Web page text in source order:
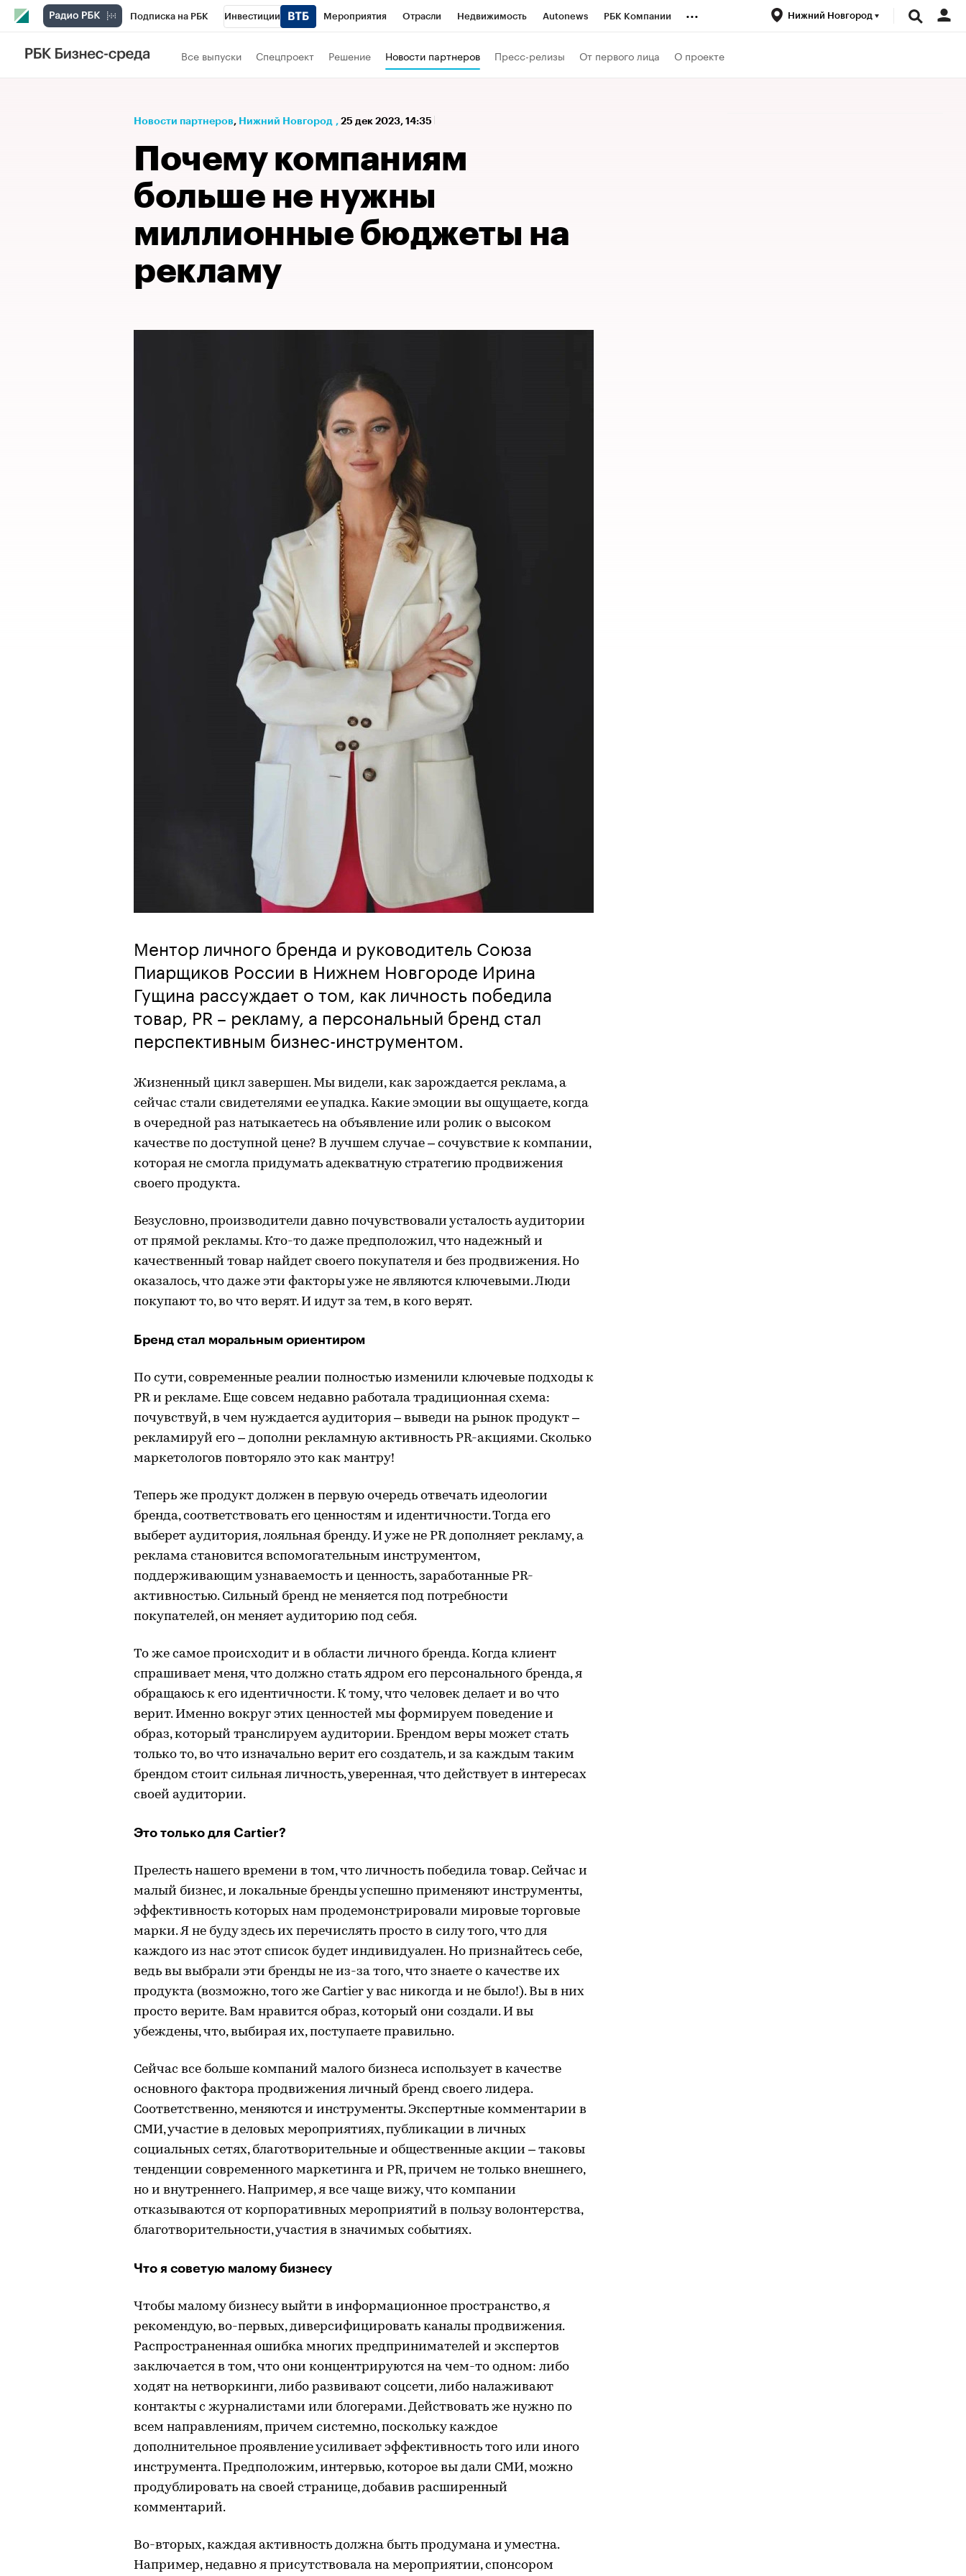
Подписка на РБК Инвестиции Мероприятия Отрасли Недвижимость Autonews РБК Компании
Телеканал
Спецпроекты
... Нижний Новгород
Все выпуски Спецпроект Решение Новости партнеров Пресс-релизы От первого лица О проекте
Новости партнеров⁠, Нижний Новгород , 25 дек 2023, 14:35
Почему компаниям
больше не нужны
миллионные бюджеты на
рекламу
Ментор личного бренда и руководитель Союза
Пиарщиков России в Нижнем Новгороде Ирина
Гущина рассуждает о том, как личность победила
товар, PR – рекламу, а персональный бренд стал
перспективным бизнес-инструментом.
Жизненный цикл завершен. Мы видели, как зарождается реклама, а
сейчас стали свидетелями ее упадка. Какие эмоции вы ощущаете, когда
в очередной раз натыкаетесь на объявление или ролик о высоком
качестве по доступной цене? В лучшем случае – сочувствие к компании,
которая не смогла придумать адекватную стратегию продвижения
своего продукта.
Безусловно, производители давно почувствовали усталость аудитории
от прямой рекламы. Кто-то даже предположил, что надежный и
качественный товар найдет своего покупателя и без продвижения. Но
оказалось, что даже эти факторы уже не являются ключевыми. Люди
покупают то, во что верят. И идут за тем, в кого верят.
Бренд стал моральным ориентиром
По сути, современные реалии полностью изменили ключевые подходы к
PR и рекламе. Еще совсем недавно работала традиционная схема:
почувствуй, в чем нуждается аудитория – выведи на рынок продукт –
рекламируй его – дополни рекламную активность PR-акциями. Сколько
маркетологов повторяло это как мантру!
Теперь же продукт должен в первую очередь отвечать идеологии
бренда, соответствовать его ценностям и идентичности. Тогда его
выберет аудитория, лояльная бренду. И уже не PR дополняет рекламу, а
реклама становится вспомогательным инструментом,
поддерживающим узнаваемость и ценность, заработанные PR-
активностью. Сильный бренд не меняется под потребности
покупателей, он меняет аудиторию под себя.
То же самое происходит и в области личного бренда. Когда клиент
спрашивает меня, что должно стать ядром его персонального бренда, я
обращаюсь к его идентичности. К тому, что человек делает и во что
верит. Именно вокруг этих ценностей мы формируем поведение и
образ, который транслируем аудитории. Брендом веры может стать
только то, во что изначально верит его создатель, и за каждым таким
брендом стоит сильная личность, уверенная, что действует в интересах
своей аудитории.
Это только для Cartier?
Прелесть нашего времени в том, что личность победила товар. Сейчас и
малый бизнес, и локальные бренды успешно применяют инструменты,
эффективность которых нам продемонстрировали мировые торговые
марки. Я не буду здесь их перечислять просто в силу того, что для
каждого из нас этот список будет индивидуален. Но признайтесь себе,
ведь вы выбрали эти бренды не из-за того, что знаете о качестве их
продукта (возможно, того же Cartier у вас никогда и не было!). Вы в них
просто верите. Вам нравится образ, который они создали. И вы
убеждены, что, выбирая их, поступаете правильно.
Сейчас все больше компаний малого бизнеса использует в качестве
основного фактора продвижения личный бренд своего лидера.
Соответственно, меняются и инструменты. Экспертные комментарии в
СМИ, участие в деловых мероприятиях, публикации в личных
социальных сетях, благотворительные и общественные акции – таковы
тенденции современного маркетинга и PR, причем не только внешнего,
но и внутреннего. Например, я все чаще вижу, что компании
отказываются от корпоративных мероприятий в пользу волонтерства,
благотворительности, участия в значимых событиях.
Что я советую малому бизнесу
Чтобы малому бизнесу выйти в информационное пространство, я
рекомендую, во-первых, диверсифицировать каналы продвижения.
Распространенная ошибка многих предпринимателей и экспертов
заключается в том, что они концентрируются на чем-то одном: либо
ходят на нетворкинги, либо развивают соцсети, либо налаживают
контакты с журналистами или блогерами. Действовать же нужно по
всем направлениям, причем системно, поскольку каждое
дополнительное проявление усиливает эффективность того или иного
инструмента. Предположим, интервью, которое вы дали СМИ, можно
продублировать на своей странице, добавив расширенный
комментарий.
Во-вторых, каждая активность должна быть продумана и уместна.
Например, недавно я присутствовала на мероприятии, спонсором